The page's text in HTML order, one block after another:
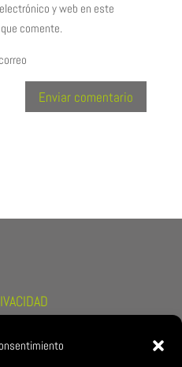
y web en este
comente.
COMPRA Y